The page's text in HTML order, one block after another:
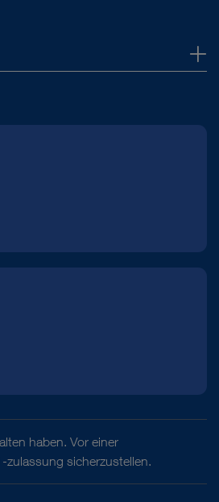
haben. Vor einer
zulassung sicherzustellen.